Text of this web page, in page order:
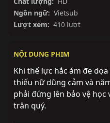
Ngôn ngữ: Vietsub
Lượt xem: 410 lượt
NỘI DUNG PHIM
Khi thế lực hắc ám đe
thiếu nữ dũng cảm và
phải đứng lên bảo vệ
trân quý.